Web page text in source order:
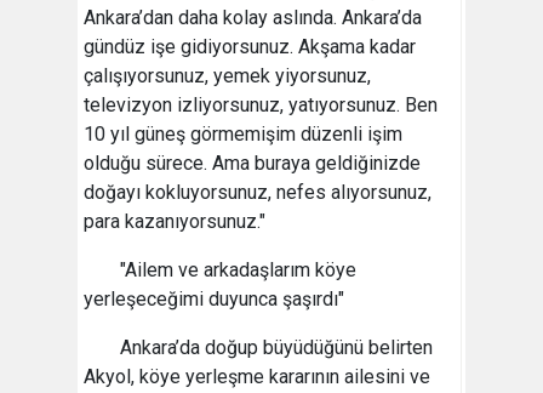
Ankara’dan daha kolay aslında. Ankara’da
gündüz işe gidiyorsunuz. Akşama kadar
çalışıyorsunuz, yemek yiyorsunuz,
televizyon izliyorsunuz, yatıyorsunuz. Ben
10 yıl güneş görmemişim düzenli işim
olduğu sürece. Ama buraya geldiğinizde
doğayı kokluyorsunuz, nefes alıyorsunuz,
para kazanıyorsunuz."
"Ailem ve arkadaşlarım köye
yerleşeceğimi duyunca şaşırdı"
Ankara’da doğup büyüdüğünü belirten
Akyol, köye yerleşme kararının ailesini ve